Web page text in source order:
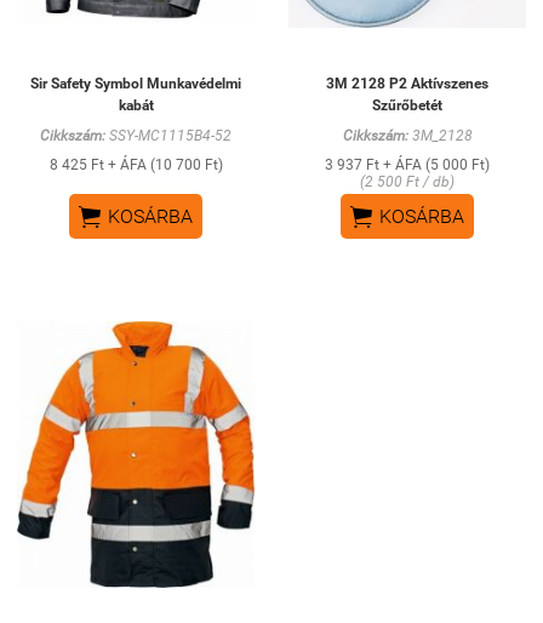
Sir Safety Symbol Munkavédelmi
kabát
Cikkszám: SSY-MC1115B4-52
8 425 Ft + ÁFA (10 700 Ft)
 KOSÁRBA
3M 2128 P2 Aktívszenes
Szűrőbetét
Cikkszám:3M_2128
3 937 Ft + ÁFA (5 000 Ft)
(2 500 Ft / db)
 KOSÁRBA